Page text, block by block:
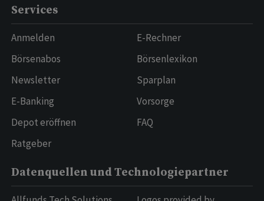
Services
Anmelden
Börsenabos
Newsletter
E-Banking
Depot eröffnen
Ratgeber
E-Rechner
Börsenlexikon
Sparplan
Vorsorge
FAQ
Datenquellen und Technologiepartner